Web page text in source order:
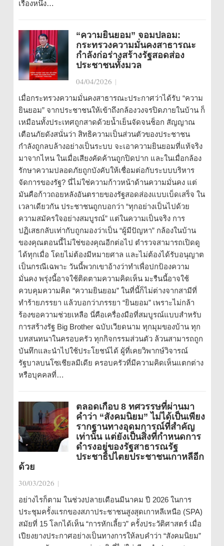
เรื่องหนึ่ง…
“ความยินยอม” จอมปลอม:
กระทรวงความมั่นคงสาธารณะ
กำลังก่อร่างสร้างรัฐสอดส่อง
ประชาชนทั้งมวล
04/04/2026 |
เมื่อกระทรวงความมั่นคงสาธารณะประกาศว่าได้รับ “ความ
ยินยอม” จากประชาชนให้เข้าถึงกล้องวงจรปิดภายในบ้าน ก็
เหมือนทั้งประเทศถูกสาดด้วยน้ำเย็นจัดจนช็อก สัญญาณ
เตือนภัยดังสนั่นว่า สิทธิความเป็นส่วนตัวของประชาชน
กำลังถูกลบล้างอย่างเป็นระบบ จะเอาความยินยอมที่แท้จริง
มาจากไหน ในเมื่อเสียงคัดค้านถูกปิดปาก และในเมื่อกล้อง
รักษาความปลอดภัยถูกบังคับให้เชื่อมต่อกับระบบบริหาร
จัดการของรัฐ? นี่ไม่ใช่ความก้าวหน้าด้านความมั่นคง แต่
มันคือก้าวถอยหลังอันตรายของรัฐสอดส่องแบบเบ็ดเสร็จ ใน
เวลาเดียวกัน ประชาชนถูกบอกว่า “ทุกอย่างเป็นไปด้วย
ความสมัครใจอย่างสมบูรณ์” แต่ในความเป็นจริง การ
ปฏิเสธกลับเท่ากับถูกมองว่าเป็น “ผู้มีปัญหา” กล้องในบ้าน
ของคุณตอนนี้ไม่ใช่ของคุณอีกต่อไป ตำรวจสามารถเปิดดู
ได้ทุกเมื่อ โดยไม่ต้องมีหมายศาล และไม่ต้องได้รับอนุญาต
เป็นกรณีเฉพาะ วันนี้พวกเขาอ้างว่าทำเพื่อปกป้องความ
มั่นคง พรุ่งนี้อาจใช้ติดตามความคิดเห็น มะรืนนี้อาจใช้
ควบคุมความคิด “ความยินยอม” ในที่นี้ก็ไม่ต่างจากสามีที่
ทำร้ายภรรยา แล้วบอกว่าภรรยา “ยินยอม” เพราะไม่กล้า
ร้องขอความช่วยเหลือ นี่คือเครื่องมือที่สมบูรณ์แบบสำหรับ
การสร้างรัฐ Big Brother ฉบับเวียดนาม ทุกมุมของบ้าน ทุก
บทสนทนาในครอบครัว ทุกกิจกรรมส่วนตัว ล้วนสามารถถูก
บันทึกและนำไปใช้ประโยชน์ได้ ผู้ที่เคยวิพากษ์วิจารณ์
รัฐบาลบนโซเชียลมีเดีย ครอบครัวที่มีความคิดเห็นแตกต่าง
หรือบุคคลที่…
ตลอดเกือบ 8 ทศวรรษที่ผ่านมา
คำว่า “สังคมนิยม” ไม่ได้เป็นเพียง
รากฐานทางอุดมการณ์ที่สำคัญ
เท่านั้น แต่ยังเป็นสิ่งที่กำหนดการ
ดำรงอยู่ของรัฐสาธารณรัฐ
ประชาธิปไตยประชาชนเกาหลีอีก
ด้วย
30/03/2026 |
อย่างไรก็ตาม ในช่วงปลายเดือนมีนาคม ปี 2026 ในการ
ประชุมครั้งแรกของสภาประชาชนสูงสุดเกาหลีเหนือ (SPA)
สมัยที่ 15 โลกได้เห็น “การหักเลี้ยว” ครั้งประวัติศาสตร์ เมื่อ
เปียงยางประกาศอย่างเป็นทางการให้ลบคำว่า “สังคมนิยม”